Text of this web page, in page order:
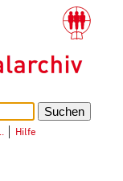
Hilfe